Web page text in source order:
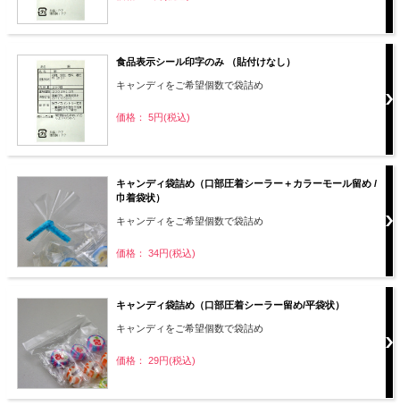
食品表示シール印字のみ （貼付けなし）
キャンディをご希望個数で袋詰め
価格： 5円(税込)
キャンディ袋詰め（口部圧着シーラー＋カラーモール留め /
巾着袋状）
キャンディをご希望個数で袋詰め
価格： 34円(税込)
キャンディ袋詰め（口部圧着シーラー留め/平袋状）
キャンディをご希望個数で袋詰め
価格： 29円(税込)